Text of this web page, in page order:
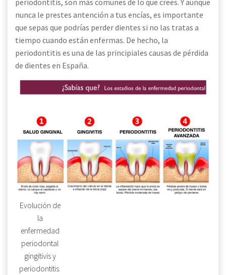
periodontitis, son más comunes de lo que crees. Y aunque
nunca le prestes antención a tus encías, es importante
que sepas que podrías perder dientes si no las tratas a
tiempo cuando están enfermas. De hecho, la
periodontitis es una de las principiales causas de pérdida
de dientes en España.
Evolución de
la
enfermedad
periodontal
gingitivis y
periodontitis.